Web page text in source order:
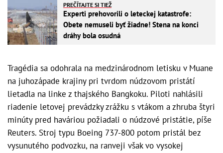
PREČÍTAJTE SI TIEŽ
Experti prehovorili o leteckej katastrofe:
Obete nemuseli byť žiadne! Stena na konci
dráhy bola osudná
Tragédia sa odohrala na medzinárodnom letisku v Muane
na juhozápade krajiny pri tvrdom núdzovom pristátí
lietadla na linke z thajského Bangkoku. Piloti nahlásili
riadenie letovej prevádzky zrážku s vtákom a zhruba štyri
minúty pred haváriou požiadali o núdzové pristátie, píše
Reuters. Stroj typu Boeing 737-800 potom pristál bez
vysunutého podvozku, na ranveji však vo vysokej